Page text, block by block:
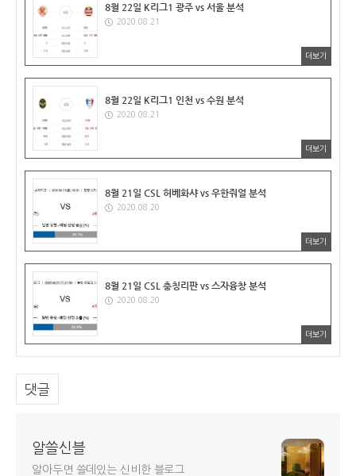
8월 22일 K리그1 광주 vs 서울 분석
2020.08.21
더보기
8월 22일 K리그1 인천 vs 수원 분석
2020.08.21
더보기
8월 21일 CSL 허베화샤 vs 우한줘얼 분석
2020.08.20
더보기
8월 21일 CSL 충칭리판 vs 스자융창 분석
2020.08.20
더보기
댓글
알쓸신블
알아두면 쓸데있는 신비한 블로그